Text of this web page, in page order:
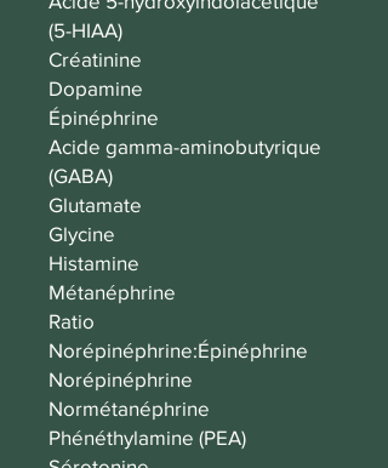
(5-HIAA)
Créatinine
Dopamine
Épinéphrine
Acide gamma-aminobutyrique
(GABA)
Glutamate
Glycine
Histamine
Métanéphrine
Ratio
Norépinéphrine:Épinéphrine
Norépinéphrine
Normétanéphrine
Phénéthylamine (PEA)